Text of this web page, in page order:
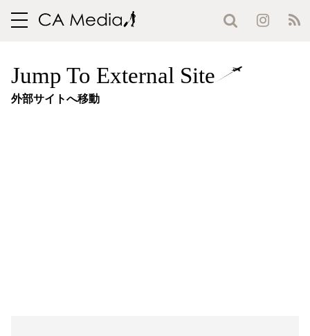
toggle
Jump To External Site
外部サイトへ移動